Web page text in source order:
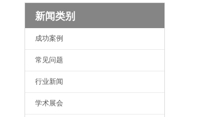
新闻类别
成功案例
常见问题
行业新闻
学术展会